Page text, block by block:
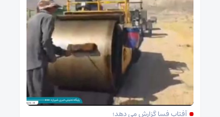
آفتاب فسا گزارش می دهد؛